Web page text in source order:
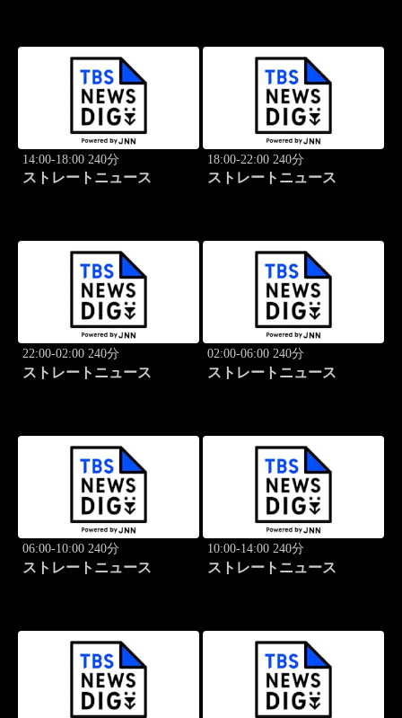
14:00-18:00 240分
ストレートニュース
18:00-22:00 240分
ストレートニュース
22:00-02:00 240分
ストレートニュース
02:00-06:00 240分
ストレートニュース
06:00-10:00 240分
ストレートニュース
10:00-14:00 240分
ストレートニュース